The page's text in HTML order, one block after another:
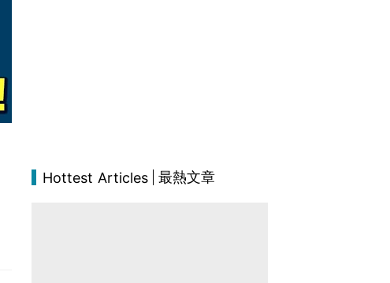
Hottest Articles 最熱文章